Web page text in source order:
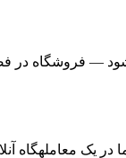
— فروشگاه
در یک